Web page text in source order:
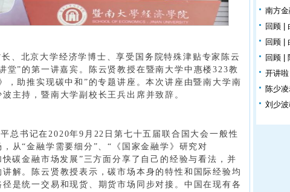
、北京大学经济学博士、享受国务院特殊津贴专家陈云
堂”的第一讲嘉宾。
陈云贤教授在暨南大学中惠楼323教
，助推实现碳中和”的专题讲座。本次讲座由暨南大学南
主持，暨南大学副校长王兵出席并致辞。
总书记在2020年9月22日第七十五届联合国大会一般性
从“金融学需要细分”、“《国家金融学》研究对
碳金融市场发展”三方面分享了自己的经验与看法，并
解。陈云贤教授表示，碳市场本身的特性和国际经验均
是统一交易和现货、期货市场同步对接。中国在现有各
南方
回顾 |
回顾 |
回顾 |
开讲啦
陈少
刘少